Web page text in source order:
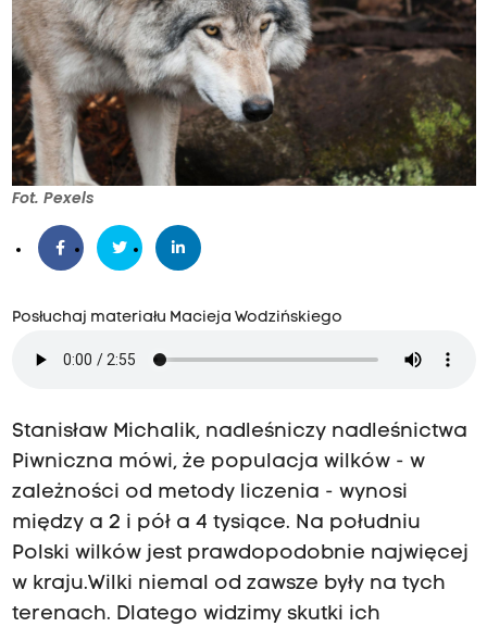
Fot. Pexels
Posłuchaj materiału Macieja Wodzińskiego
Stanisław Michalik, nadleśniczy nadleśnictwa
Piwniczna mówi, że populacja wilków - w
zależności od metody liczenia - wynosi
między a 2 i pół a 4 tysiące. Na południu
Polski wilków jest prawdopodobnie najwięcej
w kraju.Wilki niemal od zawsze były na tych
terenach. Dlatego widzimy skutki ich